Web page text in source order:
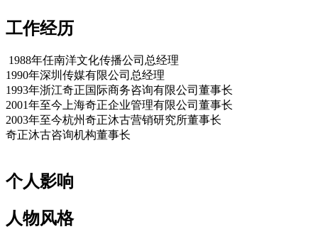
工作经历
1988年任南洋文化传播公司总经理
1990年深圳传媒有限公司总经理
1993年浙江奇正国际商务咨询有限公司董事长
2001年至今上海奇正企业管理有限公司董事长
2003年至今杭州奇正沐古营销研究所董事长
奇正沐古咨询机构董事长
个人影响
人物风格